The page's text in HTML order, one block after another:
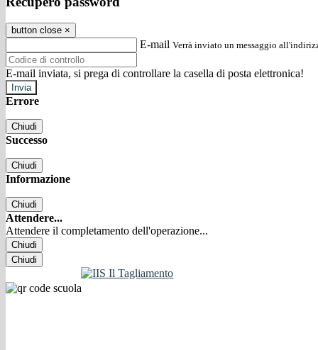
button close ×
E-mail Verrà inviato un messaggio
E-mail inviata, si prega di controllare la casella di posta elettronica!
Errore
Chiudi
Successo
Chiudi
Informazione
Chiudi
Attendere...
Attendere il completamento dell'operazione...
Chiudi
Chiudi